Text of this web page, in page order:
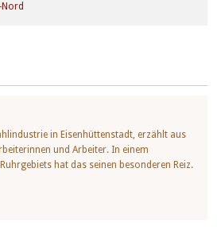
in Eisenhüttenstadt, erzählt aus
und Arbeiter. In einem
hat das seinen besonderen Reiz.